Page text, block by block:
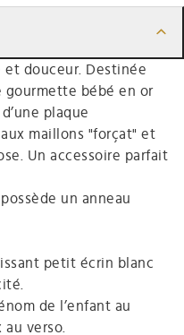
douceur. Destinée
bébé en or
plaque
maillons "forçat" et
Un accessoire parfait
un anneau
petit écrin blanc
de l’enfant au
verso.